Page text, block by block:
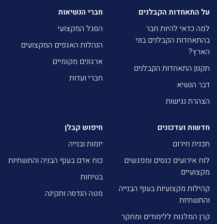
על התאחדות הקבלנים
למה כדאי להיות חבר
בהתאחדות הקבלנים בוני
הארץ?
תקנון התאחדות הקבלנים
דבר הנשיא
הצהרת נגישות
חברי הנשיאות
הסגל המקצועי
הנהלות האגפים המקצועים
ארגונים מקומיים
חברי ועדות
חדשות ועדכונים
תכנית חירום
לוח אירועים כנסים ומפגשים
מקצועיים
קהילות מקצועיות בענף הבנייה
והתשתיות
קרן המלגות ללימודים ומחקר
חיפוש קבלן
יזמות ובנייה
כוח אדם בענף הבניה והתשתיות
בטיחות
מטה הנדסה ותקינה